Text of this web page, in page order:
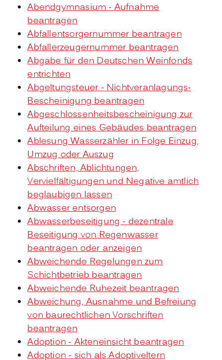
Abendgymnasium - Aufnahme
beantragen
Abfallentsorgernummer beantragen
Abfallerzeugernummer beantragen
Abgabe für den Deutschen Weinfonds
entrichten
Abgeltungsteuer - Nichtveranlagungs-
Bescheinigung beantragen
Abgeschlossenheitsbescheinigung zur
Aufteilung eines Gebäudes beantragen
Ablesung Wasserzähler in Folge Einzug,
Umzug oder Auszug
Abschriften, Ablichtungen,
Vervielfältigungen und Negative amtlich
beglaubigen lassen
Abwasser entsorgen
Abwasserbeseitigung - dezentrale
Beseitigung von Regenwasser
beantragen oder anzeigen
Abweichende Regelungen zum
Schichtbetrieb beantragen
Abweichende Ruhezeit beantragen
Abweichung, Ausnahme und Befreiung
von baurechtlichen Vorschriften
beantragen
Adoption - Akteneinsicht beantragen
Adoption - sich als Adoptiveltern